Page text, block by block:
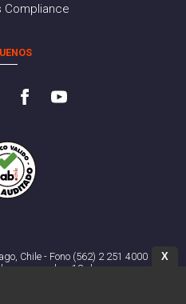
Compliance
Chile - Fono (562) 2 251 4000
reservados. 13.cl
X